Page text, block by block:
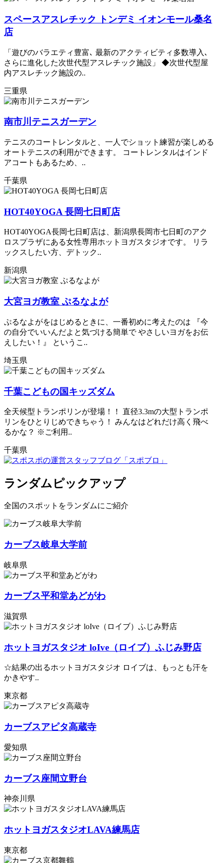
スペースアスレチック トンデミ イオンモール桑名
店
「遊びのバラエティ豊富､ 最新のアクティビティ多数導入､
さらに進化した次世代型アスレチック施設」 ◆次世代型屋
内アスレチック施設の..
三重県
南市川テニスガーデン
テニスのコートレンタルと、一人でショット練習が楽しめる
オートテニスの利用ができます。 コートレンタルはインド
アコートもあるため、..
千葉県
HOT40YOGA 長岡七日町店
HOT40YOGA長岡七日町店は、新潟県長岡市七日町のアク
ロスプラザにある女性専用ホットヨガスタジオです。 リラ
ックスしたい方、デトック..
新潟県
大宮ヨガ教室 ぷるなよが
ぷるなよがをはじめるときに、一番初めに考えたのは 『今
の自分でいいんだよと気づける簡単で やさしいヨガをお伝
えしたい！』 というこ..
埼玉県
千葉こどもの国キッズダム
全天候型トランポリンが登場！！ 直径3.3mの大型トランポ
リンをひとりじめできちゃう！ みんなはどれだけ高く飛べ
るかな？ ※ご利用..
千葉県
ランダムピックアップ
全国のスポットをランダムにご紹介
カーブス岐阜大学前
岐阜県
カーブス平和堂あどがわ
滋賀県
ホットヨガスタジオ loIve（ロイブ）ふじみ野店
☆結果の出るホットヨガスタジオ ロイブは、もっとも汗を
かきやす..
東京都
カーブスアピタ高蔵寺
愛知県
カーブス座間立野台
神奈川県
ホットヨガスタジオLAVA練馬店
東京都